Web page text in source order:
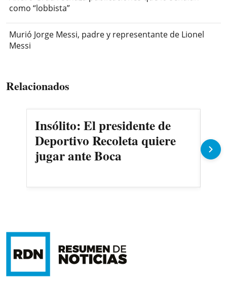
como “lobbista”
Murió Jorge Messi, padre y representante de Lionel
Messi
Relacionados
Insólito: El presidente de
Deportivo Recoleta quiere
jugar ante Boca